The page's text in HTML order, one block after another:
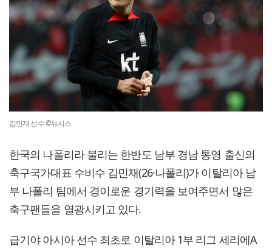
김민재 선수 ©뉴시스
한국의 나폴리라 불리는 한반도 남부 경남 통영 출신의
축구국가대표 수비수 김민재(26·나폴리)가 이탈리아 남
부 나폴리 팀에서 경이로운 경기력을 보여주면서 많은
축구팬들을 열광시키고 있다.
급기야 아시아 선수 최초로 이탈리아 1부 리그 세리에A